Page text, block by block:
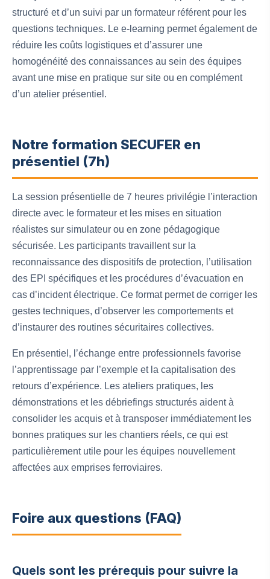
structuré et d’un suivi par un formateur référent pour les
questions techniques. Le e-learning permet également de
réduire les coûts logistiques et d’assurer une
homogénéité des connaissances au sein des équipes
avant une mise en pratique sur site ou en complément
d’un atelier présentiel.
Notre formation SECUFER en
présentiel (7h)
La session présentielle de 7 heures privilégie l’interaction
directe avec le formateur et les mises en situation
réalistes sur simulateur ou en zone pédagogique
sécurisée. Les participants travaillent sur la
reconnaissance des dispositifs de protection, l’utilisation
des EPI spécifiques et les procédures d’évacuation en
cas d’incident électrique. Ce format permet de corriger les
gestes techniques, d’observer les comportements et
d’instaurer des routines sécuritaires collectives.
En présentiel, l’échange entre professionnels favorise
l’apprentissage par l’exemple et la capitalisation des
retours d’expérience. Les ateliers pratiques, les
démonstrations et les débriefings structurés aident à
consolider les acquis et à transposer immédiatement les
bonnes pratiques sur les chantiers réels, ce qui est
particulièrement utile pour les équipes nouvellement
affectées aux emprises ferroviaires.
Foire aux questions (FAQ)
Quels sont les prérequis pour suivre la